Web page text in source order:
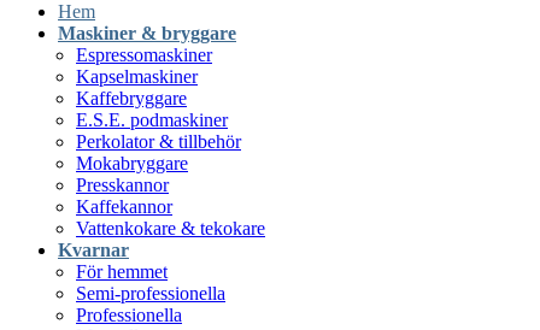
Hem
Maskiner & bryggare
Espressomaskiner
Kapselmaskiner
Kaffebryggare
E.S.E. podmaskiner
Perkolator & tillbehör
Mokabryggare
Presskannor
Kaffekannor
Vattenkokare & tekokare
Kvarnar
För hemmet
Semi-professionella
Professionella